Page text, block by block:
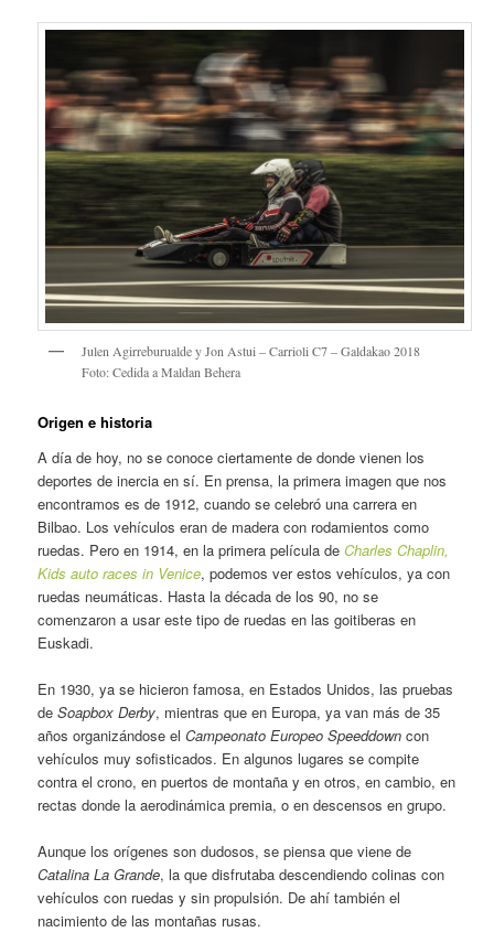
Julen Agirreburualde y Jon Astui – Carrioli C7 – Galdakao 2018
Foto: Cedida a Maldan Behera
Origen e historia
A día de hoy, no se conoce ciertamente de donde vienen los
deportes de inercia en sí. En prensa, la primera imagen que nos
encontramos es de 1912, cuando se celebró una carrera en
Bilbao. Los vehículos eran de madera con rodamientos como
ruedas. Pero en 1914, en la primera película deCharles Chaplin,
Kids auto races in Venice, podemos ver estos vehículos, ya con
ruedas neumáticas. Hasta la década de los 90, no se
comenzaron a usar este tipo de ruedas en las goitiberas en
Euskadi.
En 1930, ya se hicieron famosa, en Estados Unidos, las pruebas
deSoapbox Derby, mientras que en Europa, ya van más de 35
años organizándose elCampeonato Europeo Speeddown con
vehículos muy sofisticados. En algunos lugares se compite
contra el crono, en puertos de montaña y en otros, en cambio, en
rectas donde la aerodinámica premia, o en descensos en grupo.
Aunque los orígenes son dudosos, se piensa que viene de
Catalina La Grande, la que disfrutaba descendiendo colinas con
vehículos con ruedas y sin propulsión. De ahí también el
nacimiento de las montañas rusas.